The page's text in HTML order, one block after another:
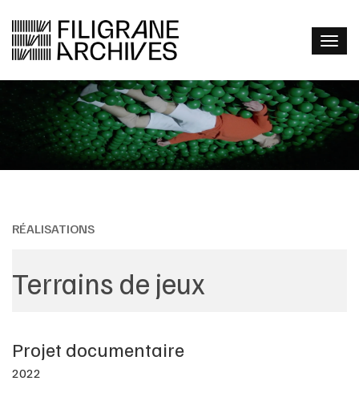
RÉALISATIONS
Terrains de jeux
Projet documentaire
2022